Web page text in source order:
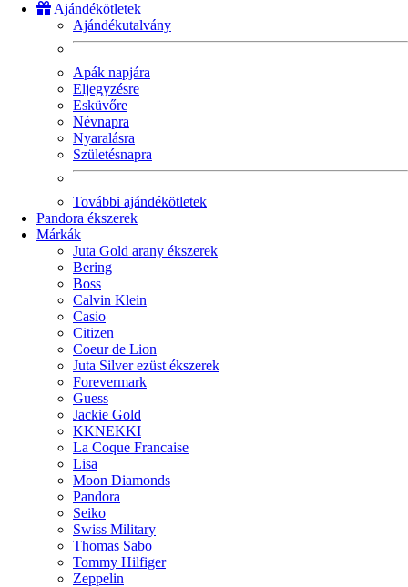
Ajándékötletek
Ajándékutalvány
Apák napjára
Eljegyzésre
Esküvőre
Névnapra
Nyaralásra
Születésnapra
További ajándékötletek
Pandora ékszerek
Márkák
Juta Gold arany ékszerek
Bering
Boss
Calvin Klein
Casio
Citizen
Coeur de Lion
Juta Silver ezüst ékszerek
Forevermark
Guess
Jackie Gold
KKNEKKI
La Coque Francaise
Lisa
Moon Diamonds
Pandora
Seiko
Swiss Military
Thomas Sabo
Tommy Hilfiger
Zeppelin